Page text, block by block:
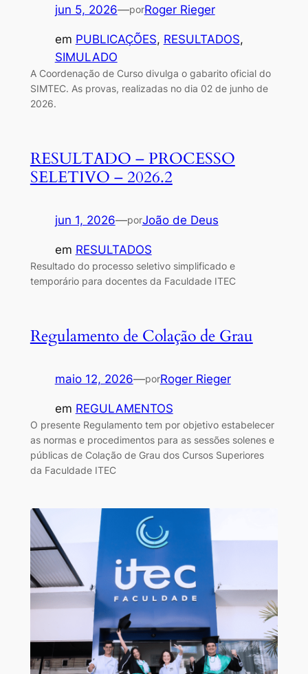
jun 5, 2026—porRoger Rieger
em PUBLICAÇÕES, RESULTADOS
SIMULADO
A Coordenação de Curso divulga o gabarito oficial do
SIMTEC. As provas, realizadas no dia 02 de junho de
2026.
RESULTADO – PROCESSO
SELETIVO – 2026.2
jun 1, 2026—porJoão de Deus
em RESULTADOS
Resultado do processo seletivo simplificado e
temporário para docentes da Faculdade ITEC
Regulamento de Colação de Grau
maio 12, 2026—porRoger Rieger
em REGULAMENTOS
O presente Regulamento tem por objetivo estabelecer
as normas e procedimentos para as sessões solenes e
públicas de Colação de Grau dos Cursos Superiores
da Faculdade ITEC